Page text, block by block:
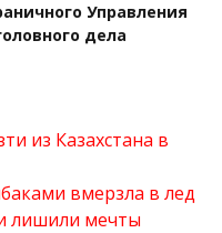
Управления
дела
из Казахстана в
вмерзла в лед
лишили мечты